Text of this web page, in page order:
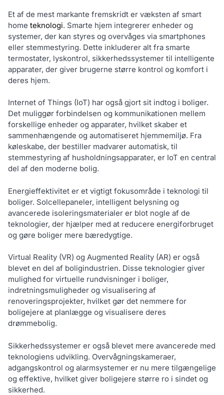
Et af de mest markante fremskridt er væksten af smart
home teknologi. Smarte hjem integrerer enheder og
systemer, der kan styres og overvåges via smartphones
eller stemmestyring. Dette inkluderer alt fra smarte
termostater, lyskontrol, sikkerhedssystemer til intelligente
apparater, der giver brugerne større kontrol og komfort i
deres hjem.
Internet of Things (IoT) har også gjort sit indtog i boliger.
Det muliggør forbindelsen og kommunikationen mellem
forskellige enheder og apparater, hvilket skaber et
sammenhængende og automatiseret hjemmemiljø. Fra
køleskabe, der bestiller madvarer automatisk, til
stemmestyring af husholdningsapparater, er IoT en central
del af den moderne bolig.
Energieffektivitet er et vigtigt fokusområde i teknologi til
boliger. Solcellepaneler, intelligent belysning og
avancerede isoleringsmaterialer er blot nogle af de
teknologier, der hjælper med at reducere energiforbruget
og gøre boliger mere bæredygtige.
Virtual Reality (VR) og Augmented Reality (AR) er også
blevet en del af boligindustrien. Disse teknologier giver
mulighed for virtuelle rundvisninger i boliger,
indretningsmuligheder og visualisering af
renoveringsprojekter, hvilket gør det nemmere for
boligejere at planlægge og visualisere deres
drømmebolig.
Sikkerhedssystemer er også blevet mere avancerede med
teknologiens udvikling. Overvågningskameraer,
adgangskontrol og alarmsystemer er nu mere tilgængelige
og effektive, hvilket giver boligejere større ro i sindet og
sikkerhed.